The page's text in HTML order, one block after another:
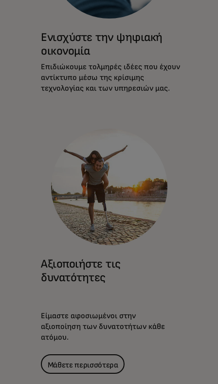
Ενισχύστε την ψηφιακή
οικονομία
Επιδιώκουμε τολμηρές ιδέες που έχουν
αντίκτυπο μέσω της κρίσιμης
τεχνολογίας και των υπηρεσιών μας.
Αξιοποιήστε τις
δυνατότητες
Είμαστε αφοσιωμένοι στην
αξιοποίηση των δυνατοτήτων κάθε
ατόμου.
Μάθετε περισσότερα